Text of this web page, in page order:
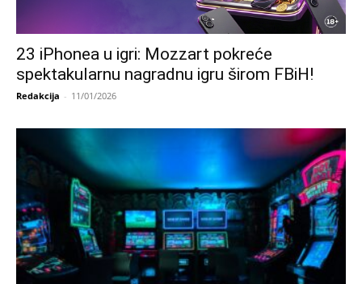
23 iPhonea u igri: Mozzart pokreće
spektakularnu nagradnu igru širom FBiH!
Redakcija - 11/01/2026